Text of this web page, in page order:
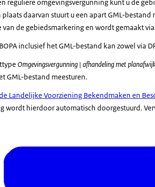
reguliere omgevingsvergunning kunt u de
plaats daarvan stuurt u een apart GML-
de gebiedsmarkering en wordt gemaakt
inclusief het GML-bestand kan zowel via
Omgevingsvergunning | afhandeling met
GML-bestand meesturen.
Landelijke Voorziening Bekendmaken en
wordt hierdoor automatisch doorgestuurd.